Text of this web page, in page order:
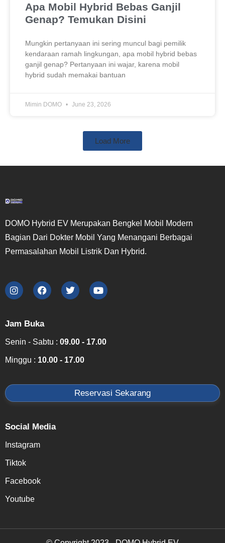
Apa Mobil Hybrid Bebas Ganjil
Genap? Temukan Disini
Mungkin pertanyaan ini sering muncul bagi pemilik
kendaraan ramah lingkungan, apa mobil hybrid bebas
ganjil genap? Pertanyaan ini wajar, karena mobil
hybrid sudah memakai bantuan
Mimin DOMO June 23, 2026
Load More
DOMO Hybrid EV Merupakan Bengkel Mobil Modern
Bagian Dari Dokter Mobil Yang Menangani Berbagai
Permasalahan Mobil Listrik Dan Hybrid.
Jam Buka
Senin - Sabtu : 09.00 - 17.00
Minggu : 10.00 - 17.00
Reservasi Sekarang
Social Media
Instagram
Tiktok
Facebook
Youtube